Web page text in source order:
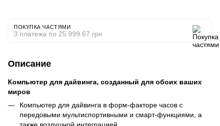
ПОКУПКА ЧАСТЯМИ
3 платежа по 25 999.67 грн
Описание
Компьютер для дайвинга, созданный для обоих ваших
миров
Компьютер для дайвинга в форм-факторе часов с
передовыми мультиспортивными и смарт-функциями, а
также воздушной интеграцией.